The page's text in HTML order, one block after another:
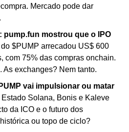
Mercado pode dar
pump.fun mostrou que o IPO
$PUMP arrecadou US$ 600
com 75% das compras onchain.
As exchanges? Nem tanto.
vai impulsionar ou matar
Solana, Bonis e Kaleve
da ICO e o futuro dos
ou topo de ciclo?